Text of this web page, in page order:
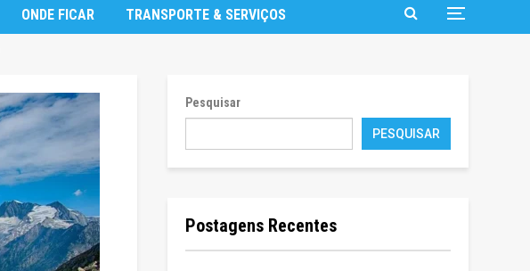
ONDE FICAR TRANSPORTE & SERVIÇOS
Pesquisar
PESQUISAR
Postagens Recentes